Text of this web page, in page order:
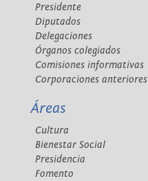
Presidente
Diputados
Delegaciones
Órganos colegiados
Comisiones informativas
Corporaciones anteriores
Áreas
Cultura
Bienestar Social
Presidencia
Fomento